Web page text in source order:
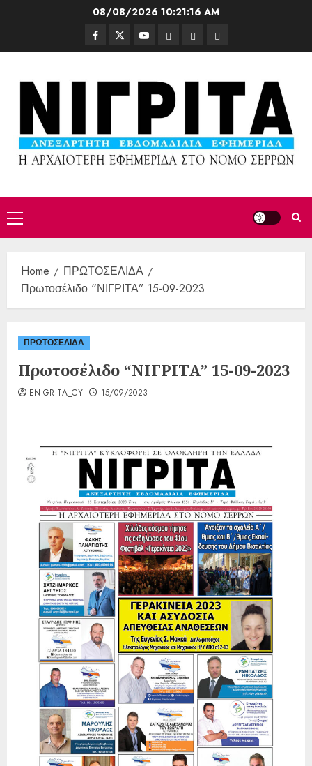
08/08/202610:21:18 AM
Home
ΠΡΩΤΟΣΕΛΙΔΑ
Πρωτοσέλιδο “ΝΙΓΡΙΤΑ” 15-09-2023
ΠΡΩΤΟΣΕΛΙΔΑ
Πρωτοσέλιδο “ΝΙΓΡΙΤΑ” 15-09-2023
ENIGRITA_CY 15/09/2023